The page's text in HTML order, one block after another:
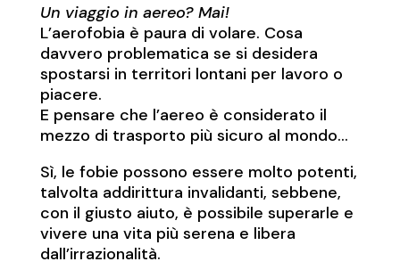
Un viaggio in aereo? Mai!
L’aerofobia è paura di volare. Cosa
davvero problematica se si desidera
spostarsi in territori lontani per lavoro o
piacere.
E pensare che l’aereo è considerato il
mezzo di trasporto più sicuro al mondo…
Sì, le fobie possono essere molto potenti,
talvolta addirittura invalidanti, sebbene,
con il giusto aiuto, è possibile superarle e
vivere una vita più serena e libera
dall’irrazionalità.